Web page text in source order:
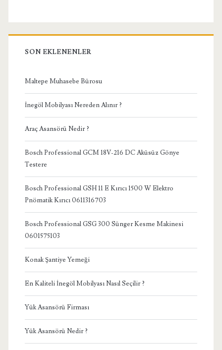
SON EKLENENLER
Maltepe Muhasebe Bürosu
İnegöl Mobilyası Nereden Alınır ?
Araç Asansörü Nedir ?
Bosch Professional GCM 18V-216 DC Aküsüz Gönye
Testere
Bosch Professional GSH 11 E Kırıcı 1500 W Elektro
Pnömatik Kırıcı 0611316703
Bosch Professional GSG 300 Sünger Kesme Makinesi
0601575103
Konak Şantiye Yemeği
En Kaliteli İnegöl Mobilyası Nasıl Seçilir ?
Yük Asansörü Firması
Yük Asansörü Nedir ?